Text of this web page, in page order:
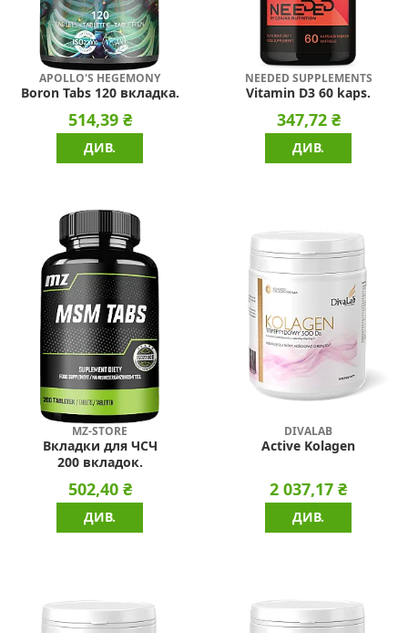
APOLLO'S HEGEMONY
Boron Tabs 120 вкладка.
514,39 ₴
ДИВ.
NEEDED SUPPLEMENTS
Vitamin D3 60 kaps.
347,72 ₴
ДИВ.
MZ-STORE
Вкладки для ЧСЧ
200 вкладок.
502,40 ₴
ДИВ.
DIVALAB
Active Kolagen
2 037,17 ₴
ДИВ.